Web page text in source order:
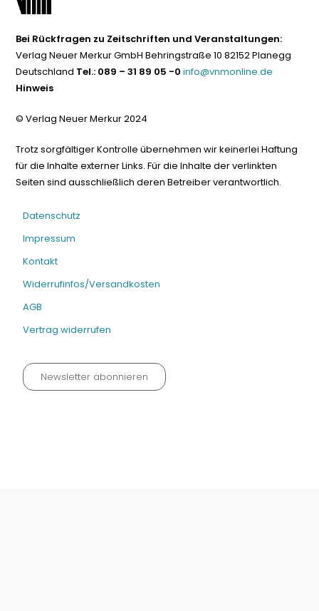
Bei Rückfragen zu Zeitschriften und Veranstaltungen:
Verlag Neuer Merkur GmbH Behringstraße 10 82152 Planegg
Deutschland Tel.: 089 – 31 89 05 -0 info@vnmonline.de
Hinweis
© Verlag Neuer Merkur 2024
Trotz sorgfältiger Kontrolle übernehmen wir keinerlei Haftung
für die Inhalte externer Links. Für die Inhalte der verlinkten
Seiten sind ausschließlich deren Betreiber verantwortlich.
Datenschutz
Impressum
Kontakt
Widerrufinfos/Versandkosten
AGB
Vertrag widerrufen
Newsletter abonnieren